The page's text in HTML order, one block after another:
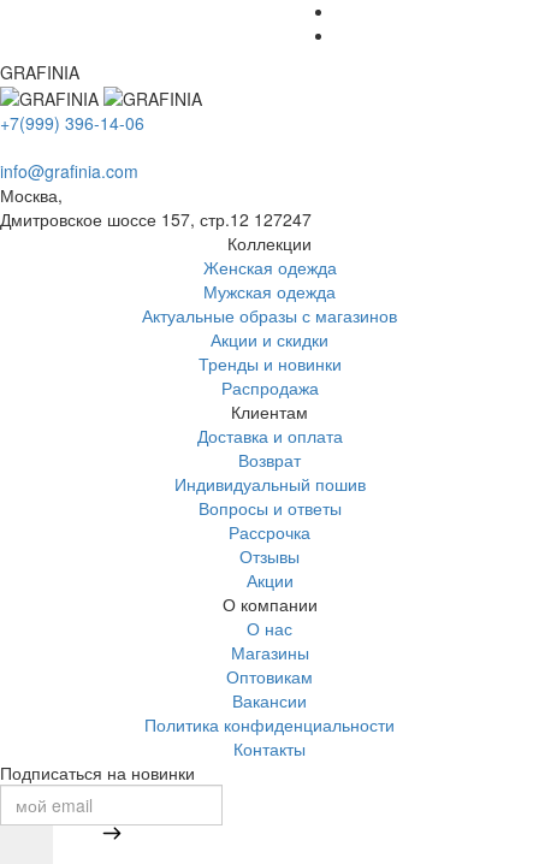
GRAFINIA
+7(999) 396-14-06
info@grafinia.com
Москва,
Дмитровское шоссе 157, стр.12 127247
Коллекции
Женская одежда
Мужская одежда
Актуальные образы с магазинов
Акции и скидки
Тренды и новинки
Распродажа
Клиентам
Доставка и оплата
Возврат
Индивидуальный пошив
Вопросы и ответы
Рассрочка
Отзывы
Акции
О компании
О нас
Магазины
Оптовикам
Вакансии
Политика конфиденциальности
Контакты
Подписаться на новинки